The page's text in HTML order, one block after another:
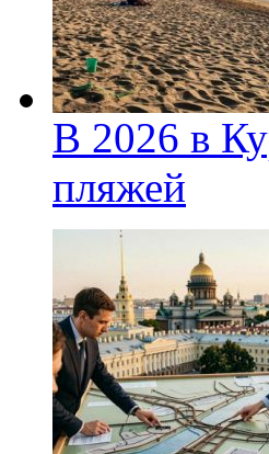
В 2026 в
пляжей